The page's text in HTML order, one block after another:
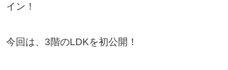
イン！
今回は、3階のLDKを初公開！